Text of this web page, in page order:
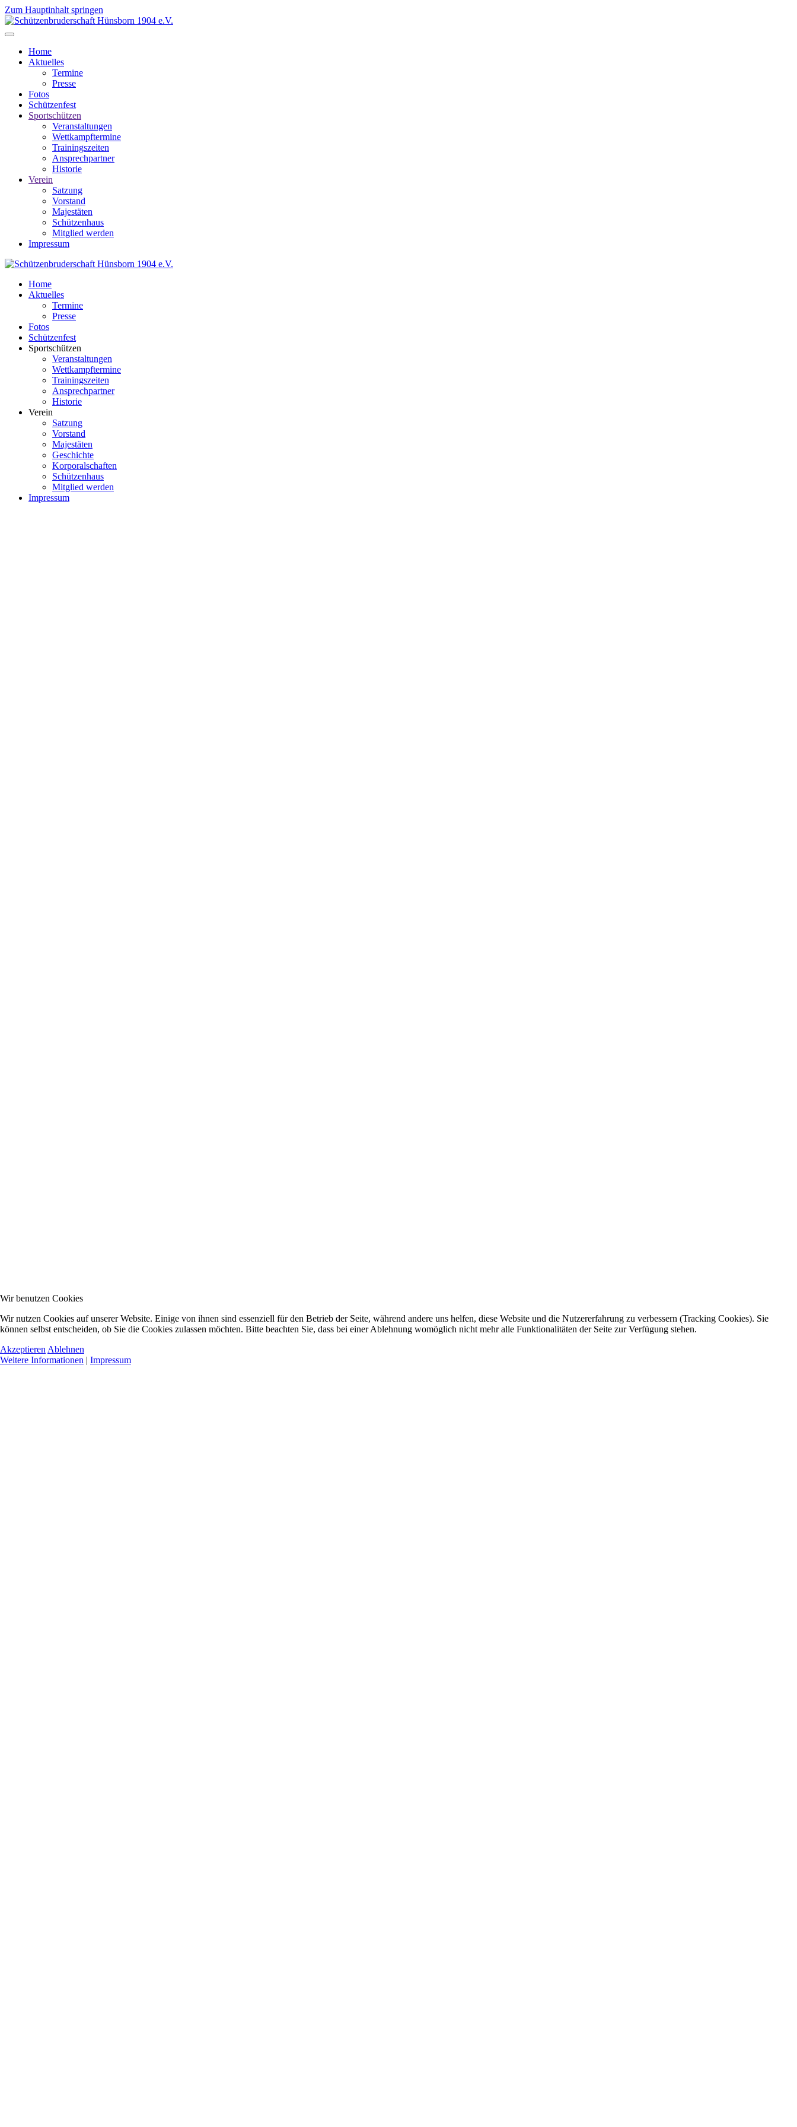
Zum Hauptinhalt springen
Home
Aktuelles
Termine
Presse
Fotos
Schützenfest
Sportschützen
Veranstaltungen
Wettkampftermine
Trainingszeiten
Ansprechpartner
Historie
Verein
Satzung
Vorstand
Majestäten
Schützenhaus
Mitglied werden
Impressum
Home
Aktuelles
Termine
Presse
Fotos
Schützenfest
Sportschützen
Veranstaltungen
Wettkampftermine
Trainingszeiten
Ansprechpartner
Historie
Verein
Satzung
Vorstand
Majestäten
Geschichte
Korporalschaften
Schützenhaus
Mitglied werden
Impressum
Wir benutzen Cookies
Wir nutzen Cookies auf unserer Website. Einige von ihnen sind essenziell für den Betrieb der Seite, während andere uns helfen, diese Website und die Nutzererfahrung zu verbessern (Tracking Cookies). Sie
können selbst entscheiden, ob Sie die Cookies zulassen möchten. Bitte beachten Sie, dass bei einer Ablehnung womöglich nicht mehr alle Funktionalitäten der Seite zur Verfügung stehen.
Akzeptieren Ablehnen
Weitere Informationen | Impressum